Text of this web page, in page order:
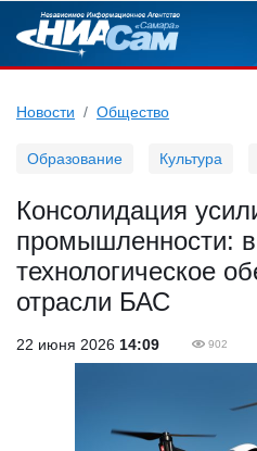
Новости Общество
Образование Культура
Консолидация
промышленности:
технологическое
отрасли БАС
22 июня 2026 14:09 902